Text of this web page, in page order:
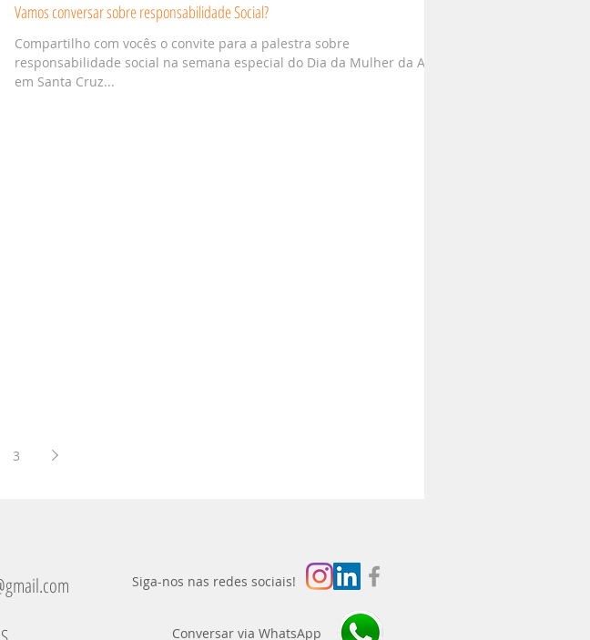
Vamos conversar sobre responsabilidade Social?
Compartilho com vocês o convite para a palestra sobre
responsabilidade social na semana especial do Dia da Mulher da ACI,
em Santa Cruz...
3
Siga-nos nas redes sociais!
Conversar via WhatsApp